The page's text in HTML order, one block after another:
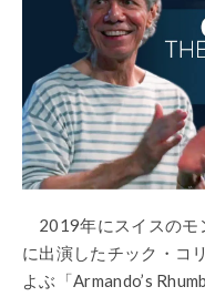
2019年にスイスのモ
に出演したチック・コ
よぶ「Armando’s